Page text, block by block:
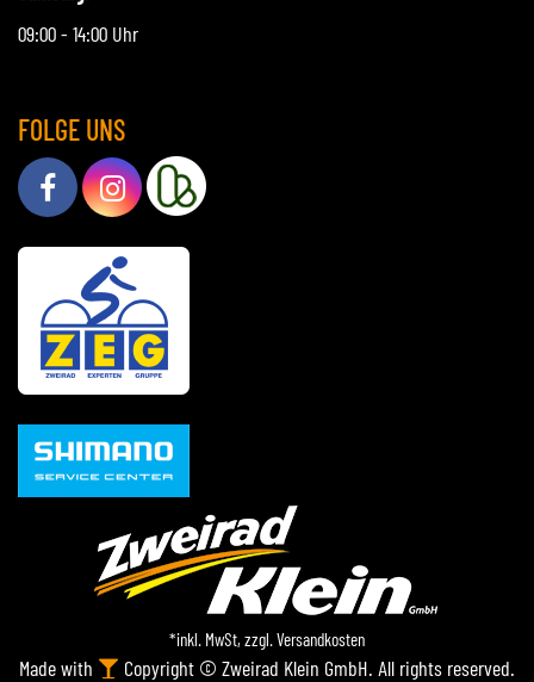
09:00 - 14:00 Uhr
FOLGE UNS
*inkl. MwSt, zzgl.Versandkosten
Made with Copyright © Zweirad Klein GmbH. All rights reserved.